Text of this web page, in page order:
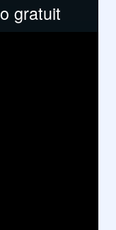
gratuit